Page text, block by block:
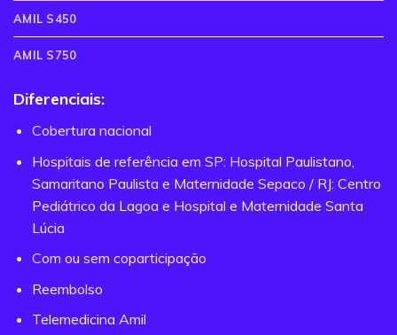
AMIL S450
AMIL S750
Diferenciais:
Cobertura nacional
Hospitais de referência em SP: Hospital Paulistano,
Samaritano Paulista e Maternidade Sepaco / RJ: Centro
Pediátrico da Lagoa e Hospital e Maternidade Santa
Lúcia
Com ou sem coparticipação
Reembolso
Telemedicina Amil